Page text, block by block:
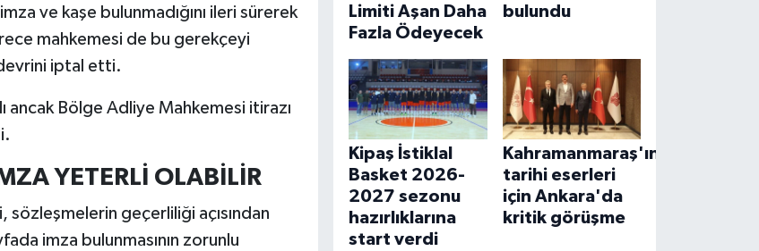
ve kaşe bulunmadığını ileri sürerek
mahkemesi de bu gerekçeyi
iptal etti.
ancak Bölge Adliye Mahkemesi itirazı
YETERLİ OLABİLİR
sözleşmelerin geçerliliği açısından
imza bulunmasının zorunlu
Limiti Aşan Daha
Fazla Ödeyecek
bulundu
Kipaş İstiklal
Basket 2026-
2027 sezonu
hazırlıklarına
start verdi
Kahramanmaraş'ın
tarihi eserleri
için Ankara'da
kritik görüşme